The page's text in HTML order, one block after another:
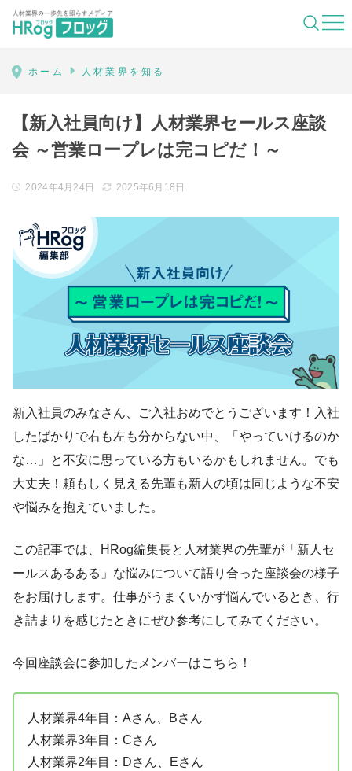
HRog | 人材業界の一歩先を照らすメディ
ホーム 人材業界を知る
【新入社員向け】人材業界セールス座談
会 ～営業ロープレは完コピだ！～
2024年4月24日 2025年6月18日
新入社員のみなさん、ご入社おめでとうございます！入社
したばかりで右も左も分からない中、「やっていけるのか
な…」と不安に思っている方もいるかもしれません。でも
大丈夫！頼もしく見える先輩も新人の頃は同じような不安
や悩みを抱えていました。
この記事では、HRog編集長と人材業界の先輩が「新人セ
ールスあるある」な悩みについて語り合った座談会の様子
をお届けします。仕事がうまくいかず悩んでいるとき、行
き詰まりを感じたときにぜひ参考にしてみてください。
今回座談会に参加したメンバーはこちら！
人材業界4年目：Aさん、Bさん
人材業界3年目：Cさん
人材業界2年目：Dさん、Eさん